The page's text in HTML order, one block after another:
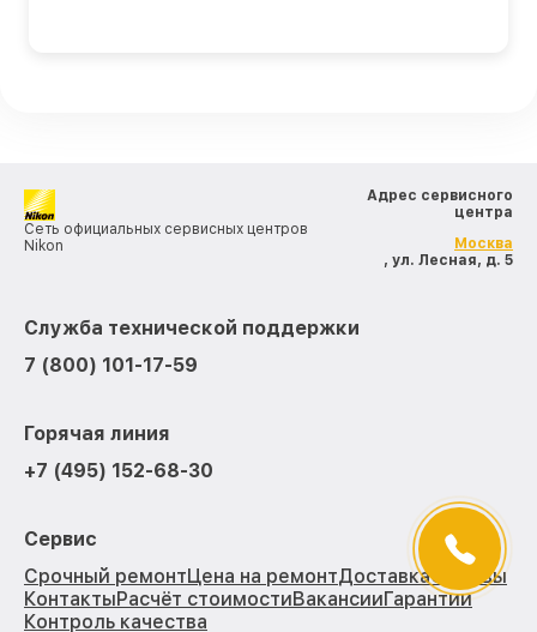
Сеть официальных сервисных центров
Nikon
Адрес сервисного
центра
Москва
, ул. Лесная, д. 5
Служба технической поддержки
7 (800) 101-17-59
Горячая линия
+7 (495) 152-68-30
Сервис
Срочный ремонтЦена на ремонтДоставкаОтзывы
КонтактыРасчёт стоимостиВакансииГарантии
Контроль качества